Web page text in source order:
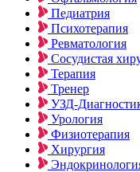
Педиатрия
Психотерапия
Ревматология
Сосудистая
Терапия
Тренер
УЗД-
Урология
Физиотерапия
Хирургия